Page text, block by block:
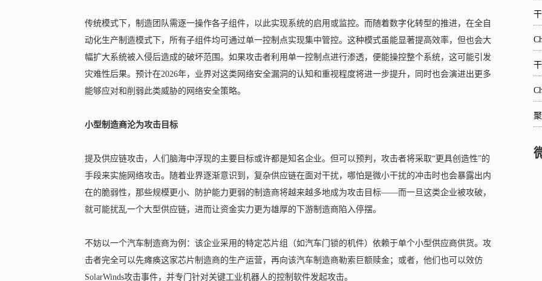
传统模式下，制造团队需逐一操作各子组件，以此实现系统的启用或监控。而随着数字化转型的推进，在全自
动化生产制造模式下，所有子组件均可通过单一控制点实现集中管控。这种模式虽能显著提高效率，但也会大
幅扩大系统被入侵后造成的破坏范围。如果攻击者利用单一控制点进行渗透，便能操控整个系统，这可能引发
灾难性后果。预计在2026年，业界对这类网络安全漏洞的认知和重视程度将进一步提升，同时也会演进出更多
能够应对和削弱此类威胁的网络安全策略。
小型制造商沦为攻击目标
提及供应链攻击，人们脑海中浮现的主要目标或许都是知名企业。但可以预判，攻击者将采取“更具创造性”的
手段来实施网络攻击。随着业界逐渐意识到，复杂供应链在面对干扰，哪怕是微小干扰的冲击时也会暴露出内
在的脆弱性，那些规模更小、防护能力更弱的制造商将越来越多地成为攻击目标——而一旦这类企业被攻破，
就可能扰乱一个大型供应链，进而让资金实力更为雄厚的下游制造商陷入停摆。
不妨以一个汽车制造商为例：该企业采用的特定芯片组（如汽车门锁的机件）依赖于单个小型供应商供货。攻
击者完全可以先瘫痪这家芯片制造商的生产运营，再向该汽车制造商勒索巨额赎金；或者，他们也可以效仿
SolarWinds攻击事件，并专门针对关键工业机器人的控制软件发起攻击。